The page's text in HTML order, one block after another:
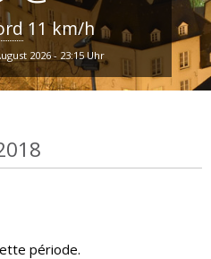
11km/h
2026 - 23:15 Uhr
période.